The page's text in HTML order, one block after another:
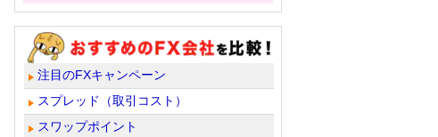
注目のFXキャンペーン
スプレッド（取引コスト）
スワップポイント